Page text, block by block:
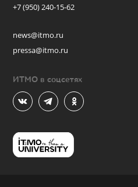
+7 (950) 240-15-62
news@itmo.ru
pressa@itmo.ru
ИТМО в соцсетях